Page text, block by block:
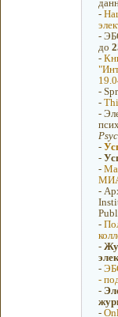
-
-
до
-
-
-
-
-
-
-
-
-
-
-
-
-
-